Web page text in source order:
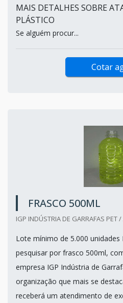
MAIS DETALHES SOBRE
PLÁSTICO
Se alguém procur...
Cotar
FRASCO 500ML
IGP INDÚSTRIA DE GARRAFAS PET
Lote mínimo de 5.000
pesquisar por frasco 500ml,
empresa IGP Indústria de
organização que mais se
receberá um atendimento de